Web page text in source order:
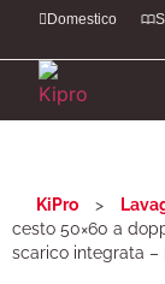
Domestico
KiPro >
cesto 50×60 a
scarico integrata